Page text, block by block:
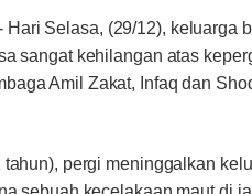
Hari Selasa, (29/12), keluarga
sangat kehilangan atas
Amil Zakat, Infaq dan
tahun), pergi meninggalkan